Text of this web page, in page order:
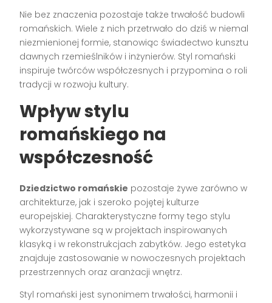
Nie bez znaczenia pozostaje także trwałość budowli
romańskich. Wiele z nich przetrwało do dziś w niemal
niezmienionej formie, stanowiąc świadectwo kunsztu
dawnych rzemieślników i inżynierów. Styl romański
inspiruje twórców współczesnych i przypomina o roli
tradycji w rozwoju kultury.
Wpływ stylu
romańskiego na
współczesność
Dziedzictwo romańskie pozostaje żywe zarówno w
architekturze, jak i szeroko pojętej kulturze
europejskiej. Charakterystyczne formy tego stylu
wykorzystywane są w projektach inspirowanych
klasyką i w rekonstrukcjach zabytków. Jego estetyka
znajduje zastosowanie w nowoczesnych projektach
przestrzennych oraz aranżacji wnętrz.
Styl romański jest synonimem trwałości, harmonii i